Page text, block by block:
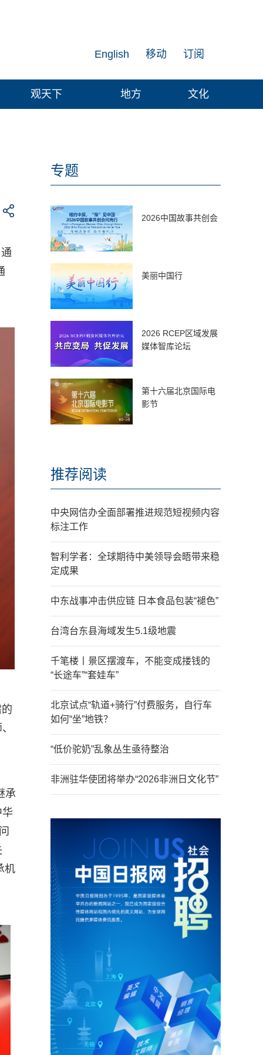
订阅
移动
English
观天下 地方 文化
承
机
专题
2026中国故事共创会
美丽中国行
2026 RCEP区域发展
媒体智库论坛
第十六届北京国际电
影节
推荐阅读
中央网信办全面部署推进规范短视频内容
标注工作
智利学者：全球期待中美领导会晤带来稳
定成果
中东战事冲击供应链 日本食品包装“褪色”
台湾台东县海域发生5.1级地震
千笔楼丨景区摆渡车，不能变成搂钱的
“长途车”“套娃车”
北京试点“轨道+骑行”付费服务，自行车
如何“坐”地铁？
“低价驼奶”乱象丛生亟待整治
非洲驻华使团将举办“2026非洲日文化节”